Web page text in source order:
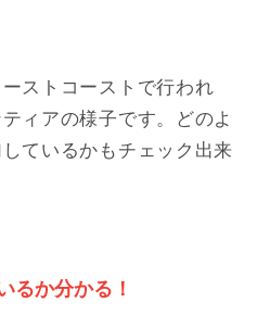
ストコーストで行われ
ィアの様子です。どのよ
ているかもチェック出来
るか分かる！